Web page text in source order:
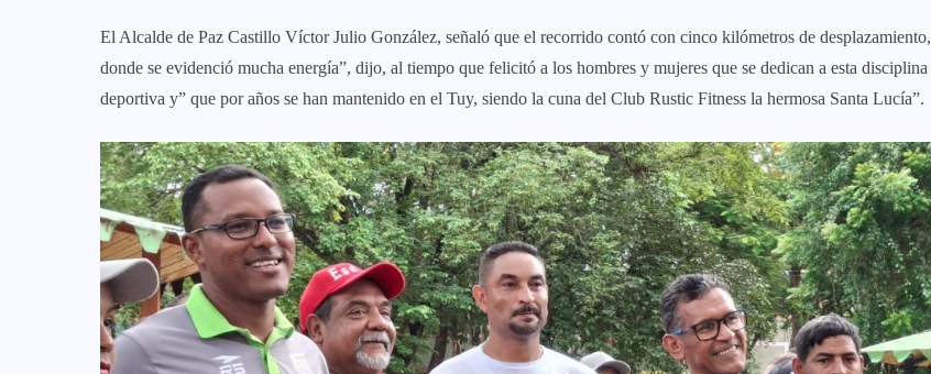
El Alcalde de Paz Castillo Víctor Julio González, señaló que el recorrido contó con cinco kilómetros de desplazamiento,
donde se evidenció mucha energía”, dijo, al tiempo que felicitó a los hombres y mujeres que se dedican a esta disciplina
deportiva y” que por años se han mantenido en el Tuy, siendo la cuna del Club Rustic Fitness la hermosa Santa Lucía”.